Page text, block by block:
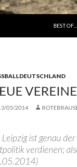
BEST OF…
05/2014
Leipzig ist genau
verdienen;